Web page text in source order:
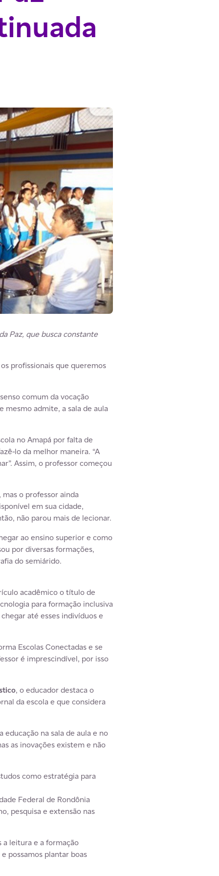
Paz, que busca constante
profissionais que queremos
comum da vocação
mesmo admite, a sala de aula
no Amapá por falta de
lo da melhor maneira. “A
Assim, o professor começou
o professor ainda
em sua cidade,
não parou mais de lecionar.
ao ensino superior e como
por diversas formações,
do semiárido.
acadêmico o título de
para formação inclusiva
até esses indivíduos e
Escolas Conectadas e se
é imprescindível, por isso
, o educador destaca o
da escola e que considera
na sala de aula e no
as inovações existem e não
como estratégia para
Federal de Rondônia
pesquisa e extensão nas
a leitura e a formação
possamos plantar boas